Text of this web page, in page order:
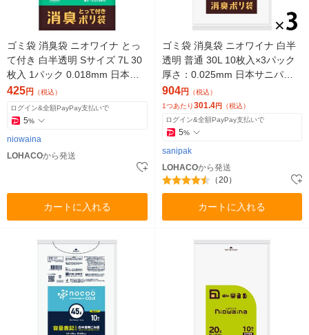
ゴミ袋 消臭袋 ニオワイナ とっ
て付き 白半透明 Sサイズ 7L 30
枚入 1パック 0.018mm 日本サ
ニパック
425円 （税込）
ログイン&全額PayPay支払いで
5%
niowaina
LOHACOから発送
カートに入れる
ゴミ袋 消臭袋 ニオワイナ 白半
透明 普通 30L 10枚入×3パック
厚さ：0.025mm 日本サニパッ
ク
904円 （税込）
1つあたり301.4円 （税込）
ログイン&全額PayPay支払いで
5%
sanipak
LOHACOから発送
（20）
カートに入れる